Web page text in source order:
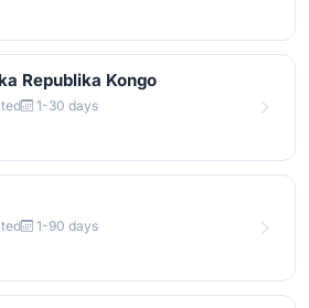
Republika Kongo
1-30 days
1-90 days